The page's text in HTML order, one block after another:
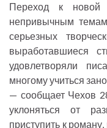
Переход к новой
непривычным
серьезных
выработавшиеся
удовлетворяли
многому учиться
— сообщает Чехов
уклоняться от
приступить к